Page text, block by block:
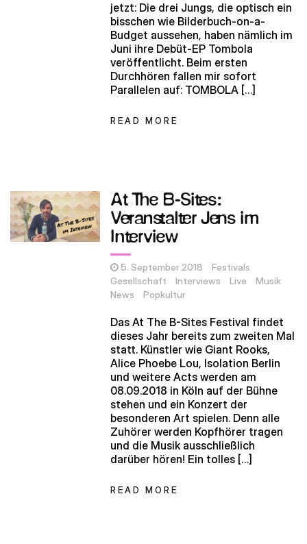
jetzt: Die drei Jungs, die optisch ein
bisschen wie Bilderbuch-on-a-
Budget aussehen, haben nämlich im
Juni ihre Debüt-EP Tombola
veröffentlicht. Beim ersten
Durchhören fallen mir sofort
Parallelen auf: TOMBOLA […]
READ MORE
At The B-Sites:
Veranstalter Jens im
Interview
5. September 2018
Festivals
Gesellschaft
Interviews Live
Musik
News
Popkultur
Das At The B-Sites Festival findet
dieses Jahr bereits zum zweiten Mal
statt. Künstler wie Giant Rooks,
Alice Phoebe Lou, Isolation Berlin
und weitere Acts werden am
08.09.2018 in Köln auf der Bühne
stehen und ein Konzert der
besonderen Art spielen. Denn alle
Zuhörer werden Kopfhörer tragen
und die Musik ausschließlich
darüber hören! Ein tolles […]
READ MORE